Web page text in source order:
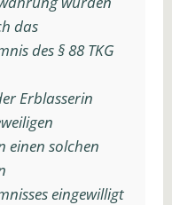
das
des § 88 TKG
Erblasserin
solchen
eingewilligt